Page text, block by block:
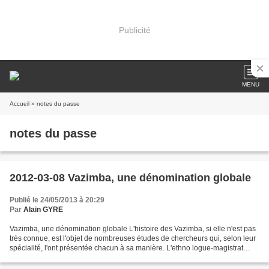
Publicité
MENU
Accueil » notes du passe
notes du passe
2012-03-08 Vazimba, une dénomination globale
Publié le 24/05/2013 à 20:29
Par Alain GYRE
Vazimba, une dénomination globale L'histoire des Vazimba, si elle n'est pas
très connue, est l'objet de nombreuses études de chercheurs qui, selon leur
spécialité, l'ont présentée chacun à sa manière. L'ethno logue-magistrat